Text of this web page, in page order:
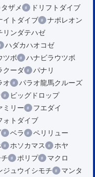
ザメ
ドリフトダイブ
イトダイブ
ナポレオン
リンダテハゼ
ハダカハオコゼ
ツボ
ハナビラウツボ
クーダ
パナリ
オ
パラオ龍馬クルーズ
ビッグドロップ
ミリー
フエダイ
ォトダイブ
ベラ
ペリリュー
ホソカマス
ホヤ
ポリプ
マクロ
ジュウイシモチ
マンタ